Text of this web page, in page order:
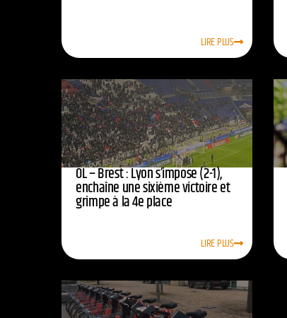
LIRE PLUS
OL – Brest : Lyon s’impose (2-1),
enchaîne une sixième victoire et
grimpe à la 4e place
LIRE PLUS